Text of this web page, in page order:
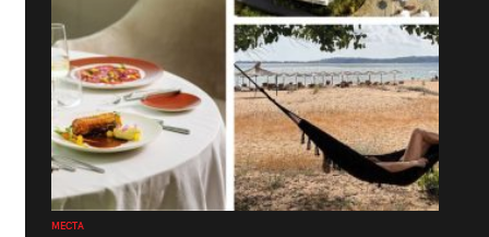
МЕСТА